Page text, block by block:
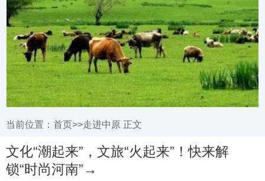
当前位置： 首页>>走进中原 正文
文化“潮起来”，文旅“火起来”！快来解
锁“时尚河南”→